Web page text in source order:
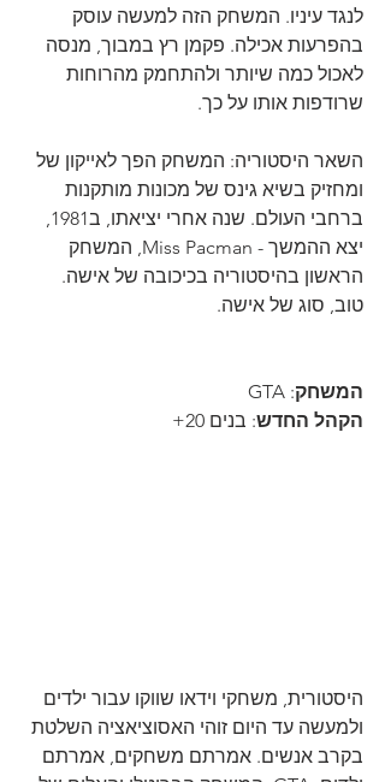
לנגד עיניו. המשחק הזה למעשה עוסק
בהפרעות אכילה. פקמן רץ במבוך, מנסה
לאכול כמה שיותר ולהתחמק מהרוחות
שרודפות אותו על כך.
השאר היסטוריה: המשחק הפך לאייקון של
ומחזיק בשיא גינס של מכונות מותקנות
יצא ההמשך - Miss Pacman, המשחק
הראשון בהיסטוריה בכיכובה של אישה.
טוב, סוג של אישה.
המשחק: GTA
הקהל החדש: בנים 20+
היסטורית, משחקי וידאו שווקו עבור ילדים
ולמעשה עד היום זוהי האסוציאציה השלטת
בקרב אנשים. אמרתם משחקים, אמרתם